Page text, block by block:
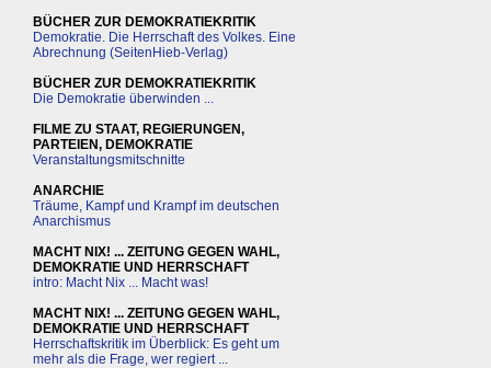
BÜCHER ZUR DEMOKRATIEKRITIK
Demokratie. Die Herrschaft des Volkes. Eine
Abrechnung (SeitenHieb-Verlag)
BÜCHER ZUR DEMOKRATIEKRITIK
Die Demokratie überwinden ...
FILME ZU STAAT, REGIERUNGEN,
PARTEIEN, DEMOKRATIE
Veranstaltungsmitschnitte
ANARCHIE
Träume, Kampf und Krampf im deutschen
Anarchismus
MACHT NIX! ... ZEITUNG GEGEN WAHL,
DEMOKRATIE UND HERRSCHAFT
intro: Macht Nix ... Macht was!
MACHT NIX! ... ZEITUNG GEGEN WAHL,
DEMOKRATIE UND HERRSCHAFT
Herrschaftskritik im Überblick: Es geht um
mehr als die Frage, wer regiert ...